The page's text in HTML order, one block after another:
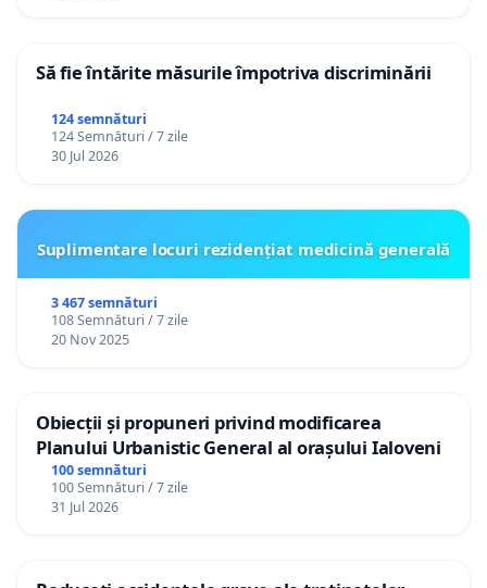
Să fie întărite măsurile împotriva discriminării
124 semnături
124 Semnături / 7 zile
30 Jul 2026
Suplimentare locuri rezidențiat medicină generală
3 467 semnături
108 Semnături / 7 zile
20 Nov 2025
Obiecții și propuneri privind modificarea
Planului Urbanistic General al orașului Ialoveni
100 semnături
100 Semnături / 7 zile
31 Jul 2026